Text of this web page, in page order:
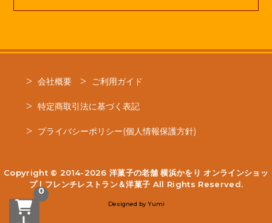
会社概要 ご利用ガイド
特定商取引法に基づく表記
プライバシーポリシー(個人情報保護方針)
Copyright © 2014-2026洋菓子の老舗 横浜かをり オンラインショッ
プ | フレンチレストラン＆洋菓子 All Rights Reserved.
Designed byYumi
0